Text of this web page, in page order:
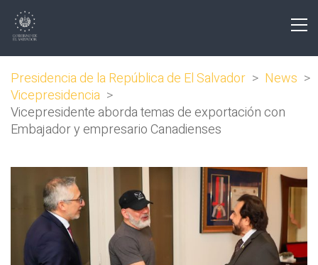
Presidencia de la República de El Salvador > News >
Vicepresidencia >
Vicepresidente aborda temas de exportación con
Embajador y empresario Canadienses